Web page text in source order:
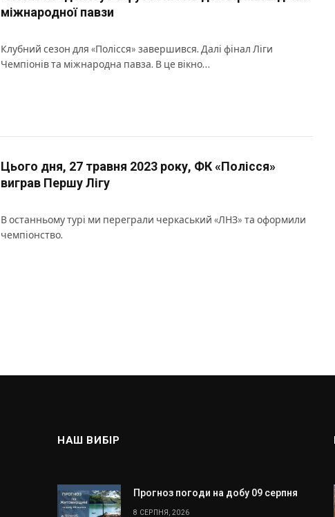
міжнародної павзи
Клубний сезон для «Полісся» завершився. Далі фінал Ліги
Чемпіонів та міжнародна павза. В це вікно…
Цього дня, 27 травня 2023 року, ФК «Полісся»
виграв Першу Лігу
В останньому турі ми переграли черкаський «ЛНЗ» та оформили
чемпіонство.
НАШ ВИБІР
Прогноз погоди на добу 09 серпня
8 СЕРПНЯ, 2026